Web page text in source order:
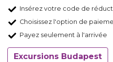
Insérez votre code de
Choisissez l'option de
Payez seulement à l'arrivée
Excursions Budapest